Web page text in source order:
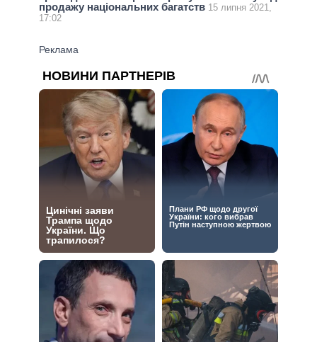
продажу національних багатств 15 липня 2021,
17:02